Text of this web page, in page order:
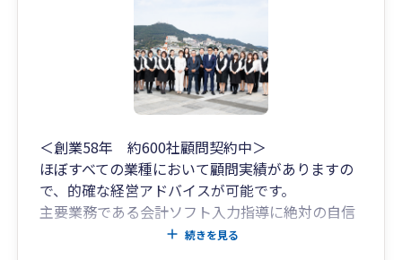
＜創業58年 約600社顧問契約中＞
ほぼすべての業種において顧問実績がありますの
で、的確な経営アドバイスが可能です。
主要業務である会計ソフト入力指導に絶対の自信
続きを見る